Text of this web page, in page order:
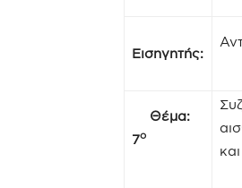
Εισηγητής:
Θέμα:
7ο